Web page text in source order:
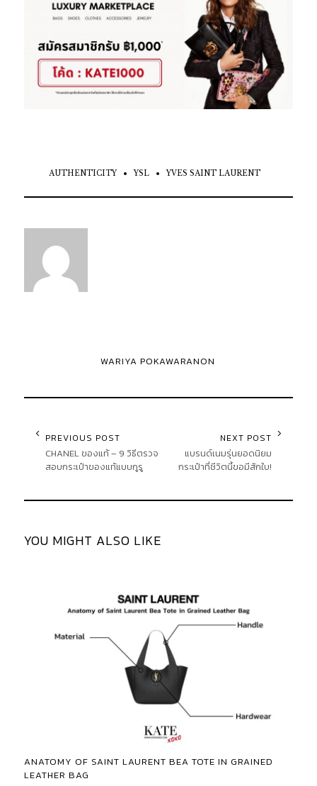
AUTHENTICITY YSL YVES SAINT LAURENT
WARIYA POKAWARANON
PREVIOUS POST
CHANEL ของแท้ – 9 วิธีตรวจ
สอบกระเป๋าของแท้แบบกูรู
NEXT POST
แบรนด์เนมรุ่นยอดนิยม
กระเป๋าที่ชีวิตนี้ขอมีสักใบ!
YOU MIGHT ALSO LIKE
ANATOMY OF SAINT LAURENT BEA TOTE IN GRAINED
LEATHER BAG